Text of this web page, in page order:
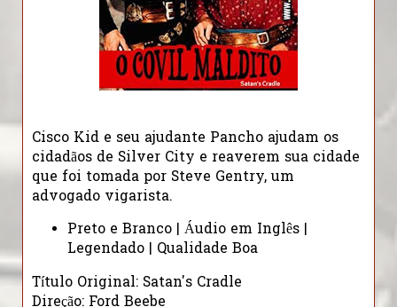
Cisco Kid e seu ajudante Pancho ajudam os
cidadãos de Silver City e reaverem sua cidade
que foi tomada por Steve Gentry, um
advogado vigarista.
Preto e Branco | Áudio em Inglês |
Legendado | Qualidade Boa
Título Original: Satan's Cradle